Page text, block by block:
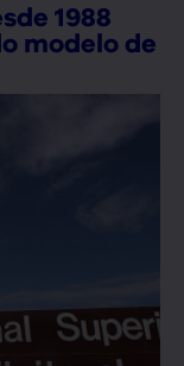
1988
modelo de